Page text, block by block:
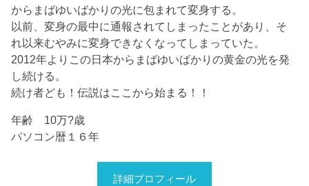
からまばゆいばかりの光に包まれて変身する。
以前、変身の最中に通報されてしまったことがあり、そ
れ以来むやみに変身できなくなってしまっていた。
2012年よりこの日本からまばゆいばかりの黄金の光を発
し続ける。
続け者ども！伝説はここから始まる！！
年齢 10万?歳
パソコン暦１６年
詳細プロフィール